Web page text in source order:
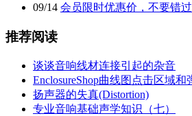
09/14 会员限时优惠价，不要错过
推荐阅读
谈谈音响线材连接引起的杂音
EnclosureShop曲线图点击区域和
扬声器的失真(Distortion)
专业音响基础声学知识（七）